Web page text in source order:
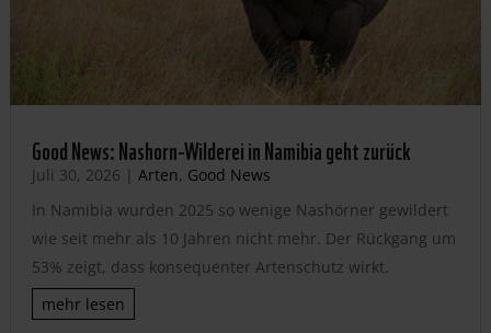
Good News: Nashorn-Wilderei in Namibia geht zurück
Juli 30, 2026 | Arten, Good News
In Namibia wurden 2025 so wenige Nashörner gewildert
wie seit mehr als 10 Jahren nicht mehr. Der Rückgang um
53% zeigt, dass konsequenter Artenschutz wirkt.
mehr lesen